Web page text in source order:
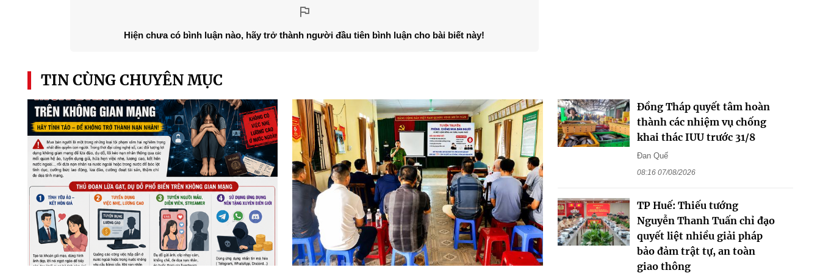
Hiện chưa có bình luận nào, hãy trở thành người đầu tiên bình luận cho bài biết này!
TIN CÙNG CHUYÊN MỤC
Đồng Tháp quyết tâm hoàn
thành các nhiệm vụ chống
khai thác IUU trước 31/8
Đan Quế
08:16 07/08/2026
TP Huế: Thiếu tướng
Nguyễn Thanh Tuấn chỉ đạo
quyết liệt nhiều giải pháp
bảo đảm trật tự, an toàn
giao thông